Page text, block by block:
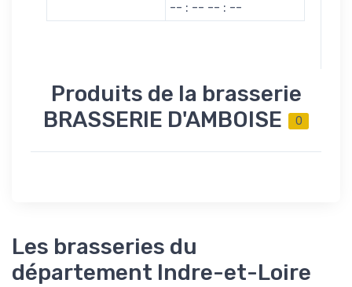
-- : -- -- : --
Produits de la brasserie
BRASSERIE D'AMBOISE
0
Les brasseries du
département Indre-et-Loire